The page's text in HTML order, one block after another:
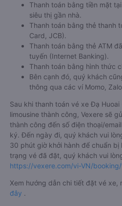
Thanh toán bằng tiền mặt
siêu thị gần nhà.
Thanh toán bằng thẻ thanh
Card, JCB).
Thanh toán bằng thẻ ATM
tuyến (Internet Banking).
Thanh toán bằng hình thức
Bên cạnh đó, quý khách
thông qua các ví Momo,
Sau khi thanh toán vé xe Đạ Huoai
limousine thành công, Vexere sẽ
thành công đến số điện thoại/
ký. Đến ngày đi, quý khách vui
30 phút giờ khởi hành để chuẩn bị
trạng vé đã đặt, quý khách vui
https://vexere.com/vi-VN/
Xem hướng dẫn chi tiết đặt vé xe,
đây .